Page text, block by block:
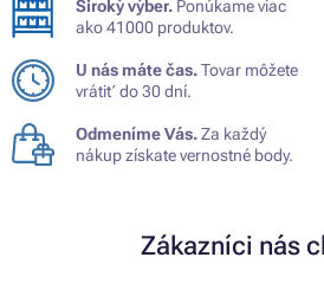
Široký výber. Ponúkame viac
ako 41000 produktov.
U nás máte čas.Tovar môžete
vrátiť do 30 dní.
Odmeníme Vás.Za každý
nákup získate vernostné body.
Zákazníci nás